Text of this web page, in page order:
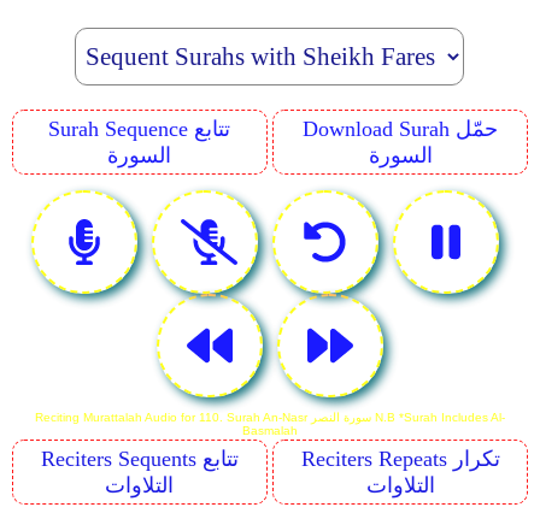
Surah Sequence تتابع
السورة
Download Surah حمّل
السورة
Reciting Murattalah Audio for 110. Surah An-Nasr سورة النصر N.B *Surah Includes Al-
Basmalah
Reciters Sequents تتابع
التلاوات
Reciters Repeats تكرار
التلاوات